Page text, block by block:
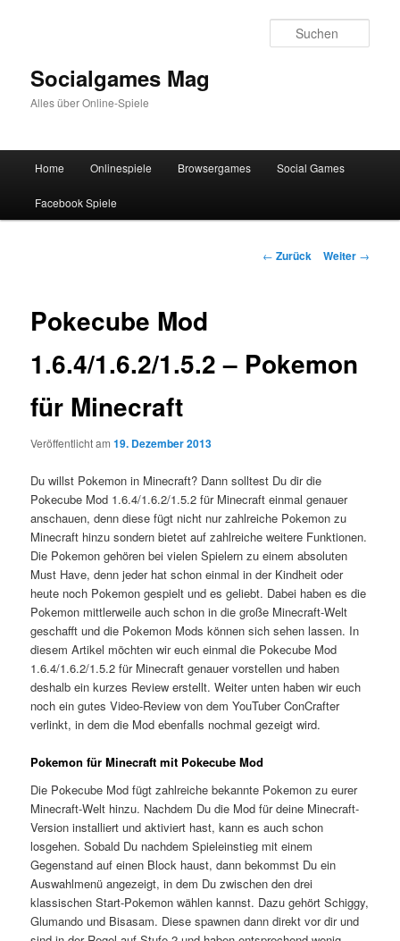
Socialgames Mag
Alles über Online-Spiele
Home Onlinespiele Browsergames Social Games
Facebook Spiele
Beitrags-
← Zurück Weiter →
Pokecube Mod
1.6.4/1.6.2/1.5.2 – Pokemon
für Minecraft
Veröffentlicht am19. Dezember 2013
Du willst Pokemon in Minecraft? Dann solltest Du dir die
Pokecube Mod 1.6.4/1.6.2/1.5.2 für Minecraft einmal genauer
anschauen, denn diese fügt nicht nur zahlreiche Pokemon zu
Minecraft hinzu sondern bietet auf zahlreiche weitere Funktionen.
Die Pokemon gehören bei vielen Spielern zu einem absoluten
Must Have, denn jeder hat schon einmal in der Kindheit oder
heute noch Pokemon gespielt und es geliebt. Dabei haben es die
Pokemon mittlerweile auch schon in die große Minecraft-Welt
geschafft und die Pokemon Mods können sich sehen lassen. In
diesem Artikel möchten wir euch einmal die Pokecube Mod
1.6.4/1.6.2/1.5.2 für Minecraft genauer vorstellen und haben
deshalb ein kurzes Review erstellt. Weiter unten haben wir euch
noch ein gutes Video-Review von dem YouTuber ConCrafter
verlinkt, in dem die Mod ebenfalls nochmal gezeigt wird.
Pokemon für Minecraft mit Pokecube Mod
Die Pokecube Mod fügt zahlreiche bekannte Pokemon zu eurer
Minecraft-Welt hinzu. Nachdem Du die Mod für deine Minecraft-
Version installiert und aktiviert hast, kann es auch schon
losgehen. Sobald Du nachdem Spieleinstieg mit einem
Gegenstand auf einen Block haust, dann bekommst Du ein
Auswahlmenü angezeigt, in dem Du zwischen den drei
klassischen Start-Pokemon wählen kannst. Dazu gehört Schiggy,
Glumando und Bisasam. Diese spawnen dann direkt vor dir und